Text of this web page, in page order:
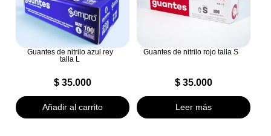
Guantes de nitrilo azul rey
talla L
$35.000
Añadir al carrito
Guantes de nitrilo rojo talla S
$35.000
Leer más